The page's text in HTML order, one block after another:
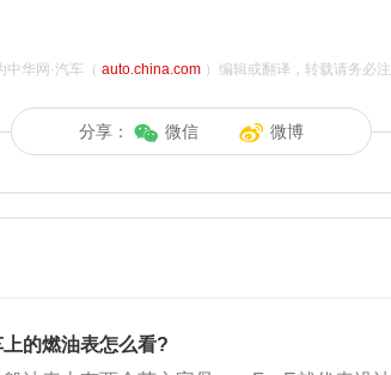
中华网·汽车（ auto.china.com）编辑或翻译，转载请务必注
分享： 微信 微博
上的燃油表怎么看?